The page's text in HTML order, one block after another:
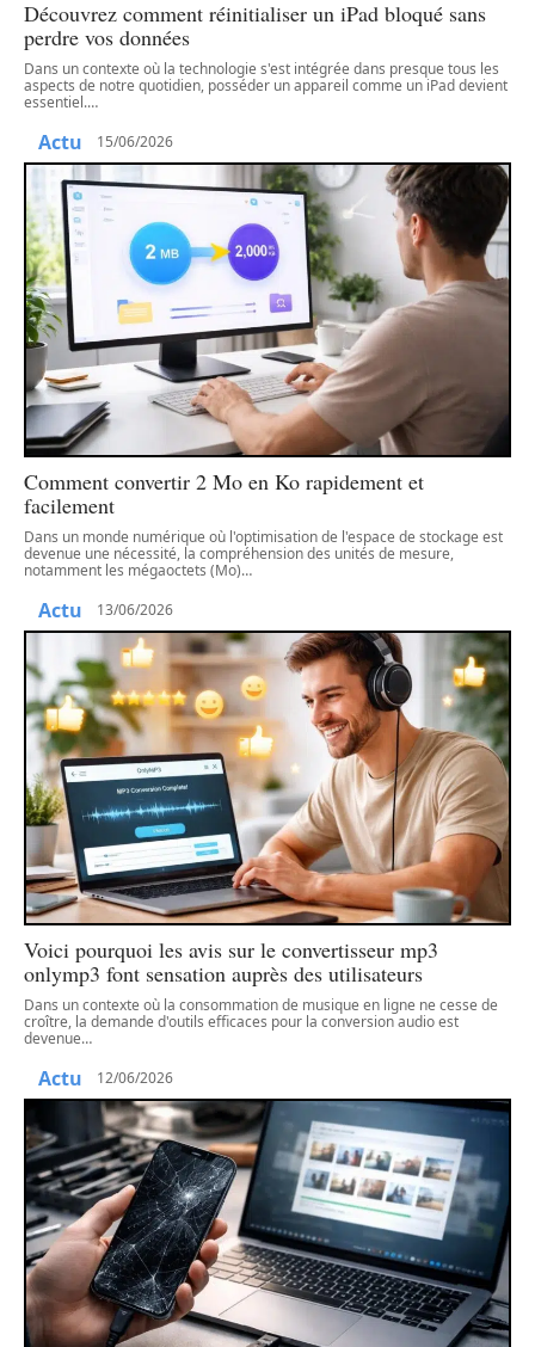
Découvrez comment réinitialiser un iPad bloqué sans
perdre vos données
Dans un contexte où la technologie s'est intégrée dans presque tous les
aspects de notre quotidien, posséder un appareil comme un iPad devient
essentiel.…
Actu 15/06/2026
Comment convertir 2 Mo en Ko rapidement et
facilement
Dans un monde numérique où l'optimisation de l'espace de stockage est
devenue une nécessité, la compréhension des unités de mesure,
notamment les mégaoctets (Mo)…
Actu 13/06/2026
Voici pourquoi les avis sur le convertisseur mp3
onlymp3 font sensation auprès des utilisateurs
Dans un contexte où la consommation de musique en ligne ne cesse de
croître, la demande d'outils efficaces pour la conversion audio est
devenue…
Actu 12/06/2026